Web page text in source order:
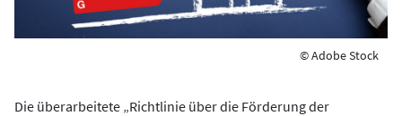
© Adobe Stock
Die überarbeitete „Richtlinie über die Förderung der